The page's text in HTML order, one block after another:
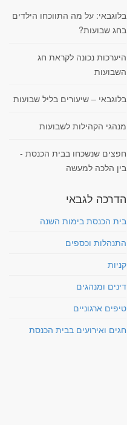
בלוגבאי: על מה התווכחו הילדים
בחג שבועות?
היערכות נכונה לקראת חג
השבועות
בלוגבאי – שיעורים בליל שבועות
מנהגי הקהילות לשבועות
חפצים שנשכחו בבית הכנסת -
בין הלכה למעשה
הדרכה לגבאי
בית הכנסת בימות השנה
התנהלות וכספים
קניות
דינים ומנהגים
טיפים ארגוניים
חגים ואירועים בבית הכנסת